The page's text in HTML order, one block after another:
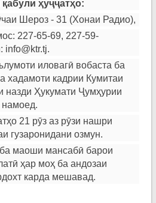
қабули ҳуҷҷатҳо:
Шероз - 31 (Хонаи Радио),
227-65-69, 227-59-
info@ktr.tj.
иловагӣ вобаста ба
хадамоти кадрии Кумитаи
назди Ҳукумати Ҷумҳурии
намоед.
21 рӯз аз рӯзи нашри
гузаронидани озмун.
маоши мансабӣ барои
ҳар моҳ ба андозаи
карда мешавад.